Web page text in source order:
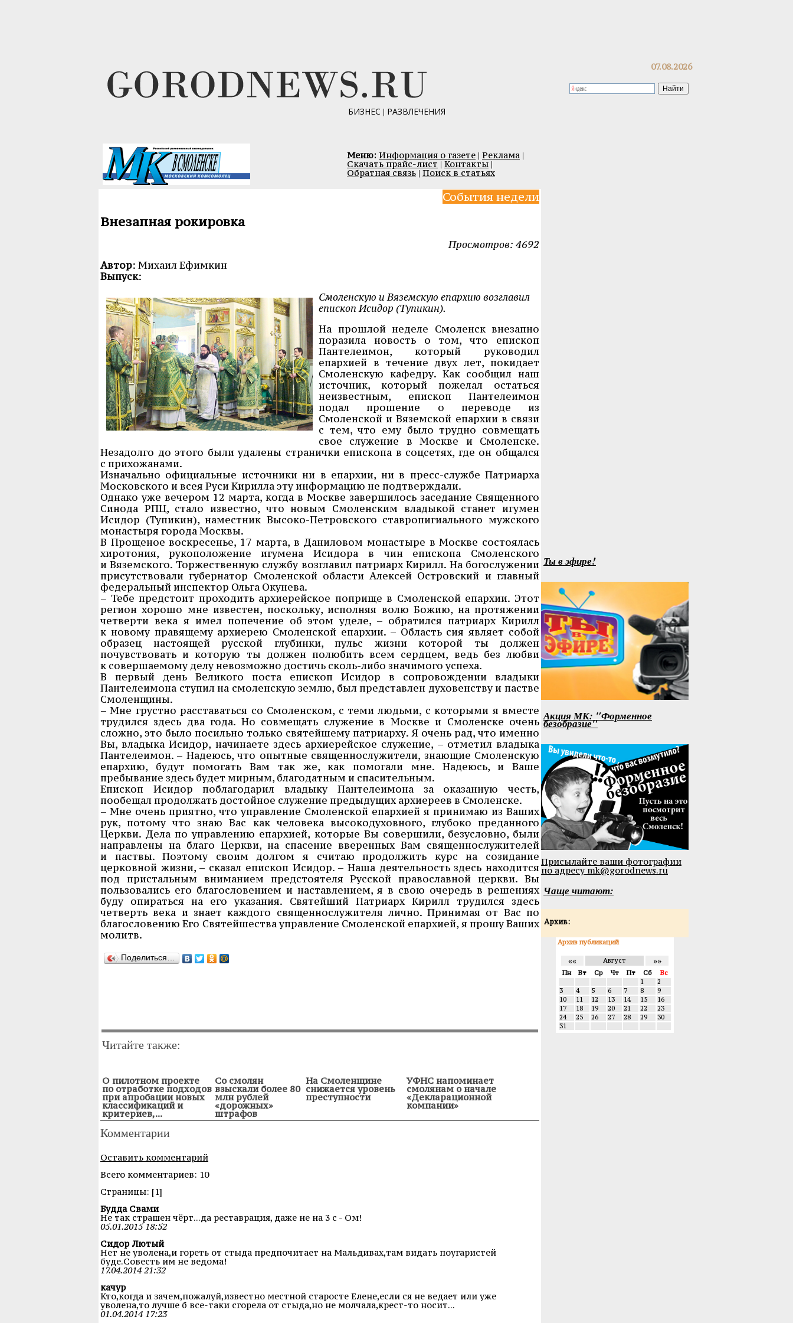
07.08.2026
БИЗНЕС | РАЗВЛЕЧЕНИЯ
Меню: Информация о газете | Реклама |
Скачать прайс-лист | Контакты |
Обратная связь | Поиск в статьях
События недели
Внезапная рокировка
Просмотров: 4692
Автор: Михаил Ефимкин
Выпуск:
Смоленскую и Вяземскую епархию возглавил
епископ Исидор (Тупикин).
На прошлой неделе Смоленск внезапно
поразила новость о том, что епископ
Пантелеимон, который руководил
епархией в течение двух лет, покидает
Смоленскую кафедру. Как сообщил наш
источник, который пожелал остаться
неизвестным, епископ Пантелеимон
подал прошение о переводе из
Смоленской и Вяземской епархии в связи
с тем, что ему было трудно совмещать
свое служение в Москве и Смоленске.
Незадолго до этого были удалены странички епископа в соцсетях, где он общался
с прихожанами.
Изначально официальные источники ни в епархии, ни в пресс-службе Патриарха
Московского и всея Руси Кирилла эту информацию не подтверждали.
Однако уже вечером 12 марта, когда в Москве завершилось заседание Священного
Синода РПЦ, стало известно, что новым Смоленским владыкой станет игумен
Исидор (Тупикин), наместник Высоко-Петровского ставропигиального мужского
монастыря города Москвы.
В Прощеное воскресенье, 17 марта, в Даниловом монастыре в Москве состоялась
хиротония, рукоположение игумена Исидора в чин епископа Смоленского
и Вяземского. Торжественную службу возглавил патриарх Кирилл. На богослужении
присутствовали губернатор Смоленской области Алексей Островский и главный
федеральный инспектор Ольга Окунева.
– Тебе предстоит проходить архиерейское поприще в Смоленской епархии. Этот
регион хорошо мне известен, поскольку, исполняя волю Божию, на протяжении
четверти века я имел попечение об этом уделе, – обратился патриарх Кирилл
к новому правящему архиерею Смоленской епархии. – Область сия являет собой
образец настоящей русской глубинки, пульс жизни которой ты должен
почувствовать и которую ты должен полюбить всем сердцем, ведь без любви
к совершаемому делу невозможно достичь сколь-либо значимого успеха.
В первый день Великого поста епископ Исидор в сопровождении владыки
Пантелеимона ступил на смоленскую землю, был представлен духовенству и пастве
Смоленщины.
– Мне грустно расставаться со Смоленском, с теми людьми, с которыми я вместе
трудился здесь два года. Но совмещать служение в Москве и Смоленске очень
сложно, это было посильно только святейшему патриарху. Я очень рад, что именно
Вы, владыка Исидор, начинаете здесь архиерейское служение, – отметил владыка
Пантелеимон. – Надеюсь, что опытные священнослужители, знающие Смоленскую
епархию, будут помогать Вам так же, как помогали мне. Надеюсь, и Ваше
пребывание здесь будет мирным, благодатным и спасительным.
Епископ Исидор поблагодарил владыку Пантелеимона за оказанную честь,
пообещал продолжать достойное служение предыдущих архиереев в Смоленске.
– Мне очень приятно, что управление Смоленской епархией я принимаю из Ваших
рук, потому что знаю Вас как человека высокодуховного, глубоко преданного
Церкви. Дела по управлению епархией, которые Вы совершили, безусловно, были
направлены на благо Церкви, на спасение вверенных Вам священнослужителей
и паствы. Поэтому своим долгом я считаю продолжить курс на созидание
церковной жизни, – сказал епископ Исидор. – Наша деятельность здесь находится
под пристальным вниманием предстоятеля Русской православной церкви. Вы
пользовались его благословением и наставлением, я в свою очередь в решениях
буду опираться на его указания. Святейший Патриарх Кирилл трудился здесь
четверть века и знает каждого священнослужителя лично. Принимая от Вас по
благословению Его Святейшества управление Смоленской епархией, я прошу Ваших
молитв.
Поделиться…
Читайте также:
О пилотном проекте
по отработке подходов
при апробации новых
классификаций и
критериев,...
Со смолян
взыскали более 80
млн рублей
«дорожных»
штрафов
На Смоленщине
снижается уровень
преступности
УФНС напоминает
смолянам о начале
«Декларационной
компании»
Комментарии
Оставить комментарий
Всего комментариев: 10
Cтраницы: [1]
Будда Свами
Не так страшен чёрт...да реставрация, даже не на 3 с - Ом!
05.01.2015 18:52
Сидор Лютый
Нет не уволена,и гореть от стыда предпочитает на Мальдивах,там видать поугаристей
буде.Совесть им не ведома!
17.04.2014 21:32
качур
Кто,когда и зачем,пожалуй,известно местной старосте Елене,если ся не ведает или уже
уволена,то лучше б все-таки сгорела от стыда,но не молчала,крест-то носит...
01.04.2014 17:23
Ты в эфире!
Акция МК: "Форменное
безобразие"
Присылайте ваши фотографии
по адресу mk@gorodnews.ru
Чаще читают:
Архив:
Архив публикаций
«« Август »»
Пн Вт Ср Чт Пт Сб
Вс
1
2
3
4 5 6 7 8
9
10
11 12 13 14 15
16
17
18 19 20 21 22
23
24
25 26 27 28 29
30
31